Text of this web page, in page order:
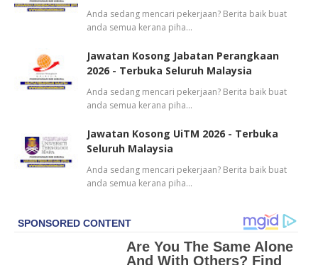
Anda sedang mencari pekerjaan? Berita baik buat
anda semua kerana piha…
Jawatan Kosong Jabatan Perangkaan
2026 - Terbuka Seluruh Malaysia
Anda sedang mencari pekerjaan? Berita baik buat
anda semua kerana piha…
Jawatan Kosong UiTM 2026 - Terbuka
Seluruh Malaysia
Anda sedang mencari pekerjaan? Berita baik buat
anda semua kerana piha…